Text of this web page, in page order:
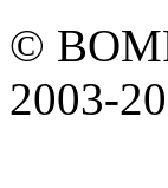
©
2003-